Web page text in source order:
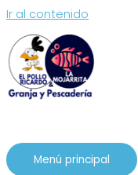
Ir al contenido
Menú principal